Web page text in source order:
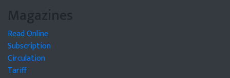
Magazines
Read Online
Subscription
Circulation
Tariff